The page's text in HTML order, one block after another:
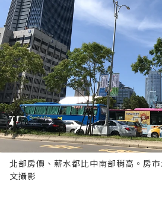
北部房價、薪水都比中南部稍高。房
文攝影